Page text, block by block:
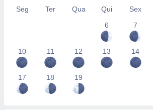
Seg Ter Qua Qui Sex
6
7
10 11 12 13 14
17 18 19